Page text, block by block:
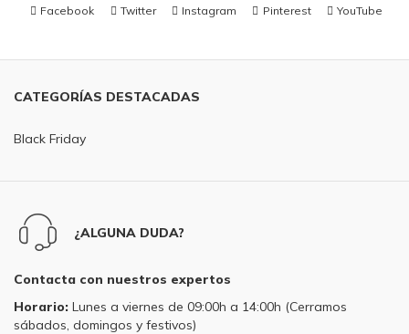
Facebook Twitter Instagram Pinterest YouTube
CATEGORÍAS DESTACADAS
Black Friday
¿ALGUNA DUDA?
Contacta con nuestros expertos
Horario: Lunes a viernes de 09:00h a 14:00h (Cerramos
sábados, domingos y festivos)